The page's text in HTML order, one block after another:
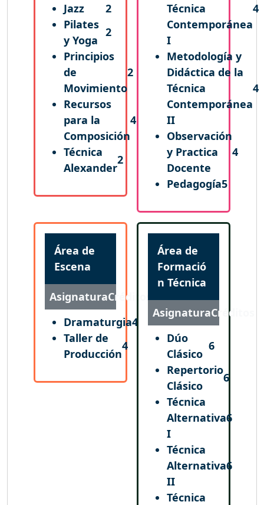
Jazz
2
Pilates
y Yoga
2
Principios
de
Movimiento
2
Recursos
para la
Composición
4
Técnica
Alexander
2
Técnica
Contemporánea
I
4
Metodología y
Didáctica de la
Técnica
Contemporánea
II
4
Observación
y Practica
Docente
4
Pedagogía5
Área de
Escena
AsignaturaCréditos
Dramaturgia4
Taller de
Producción
4
Área de
Formació
n Técnica
AsignaturaCréditos
Dúo
Clásico
6
Repertorio
Clásico
6
Técnica
Alternativa
I
6
Técnica
Alternativa
II
6
Técnica